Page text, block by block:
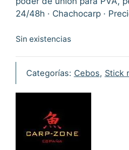
7,90€.
7,00€.
24/48h · Chachocarp ·
Sin existencias
Categorías: Cebos, Stick